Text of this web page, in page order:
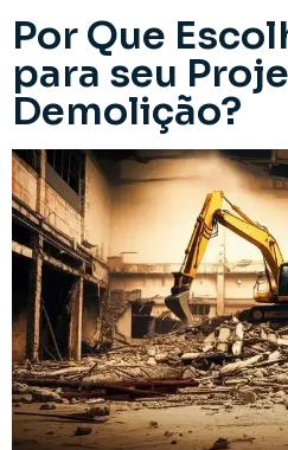
Por Que
para seu
Demolição?